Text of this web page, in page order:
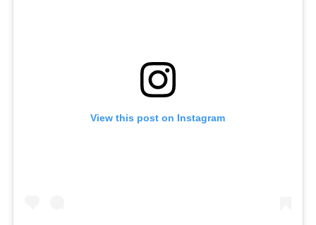
View this post on Instagram